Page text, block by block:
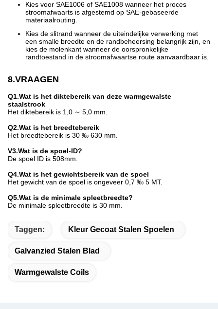
Kies voor SAE1006 of SAE1008 wanneer het proces
stroomafwaarts is afgestemd op SAE-gebaseerde
materiaalrouting.
Kies de slitrand wanneer de uiteindelijke verwerking met
een smalle breedte en de randbeheersing belangrijk zijn, en
kies de molenkant wanneer de oorspronkelijke
randtoestand in de stroomafwaartse route aanvaardbaar is.
8.VRAAGEN
Q1.Wat is het diktebereik van deze warmgewalste
staalstrook
Het diktebereik is 1,0 ∼ 5,0 mm.
Q2.Wat is het breedtebereik
Het breedtebereik is 30 ‰ 630 mm.
V3.Wat is de spoel-ID?
De spoel ID is 508mm.
Q4.Wat is het gewichtsbereik van de spoel
Het gewicht van de spoel is ongeveer 0,7 ‰ 5 MT.
Q5.Wat is de minimale spleetbreedte?
De minimale spleetbreedte is 30 mm.
Taggen: Kleur Gecoat Stalen Spoelen
Galvanzied Stalen Blad
Warmgewalste Coils